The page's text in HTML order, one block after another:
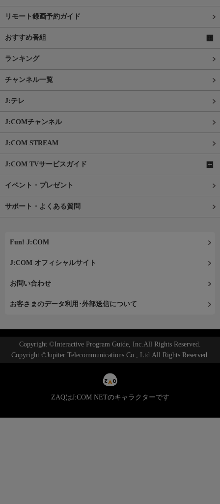
リモート録画予約ガイド
おすすめ番組
ランキング
チャンネル一覧
J:テレ
J:COMチャンネル
J:COM STREAM
J:COM TVサービスガイド
イベント・プレゼント
サポート・よくある質問
Fun! J:COM
J:COM オフィシャルサイト
お問い合わせ
お客さまのデータ利用･外部送信について
Copyright ©Interactive Program Guide, Inc.All Rights Reserved.
Copyright ©Jupiter Telecommunications Co., Ltd.All Rights Reserved.
ZAQはJ:COM NETのキャラクターです